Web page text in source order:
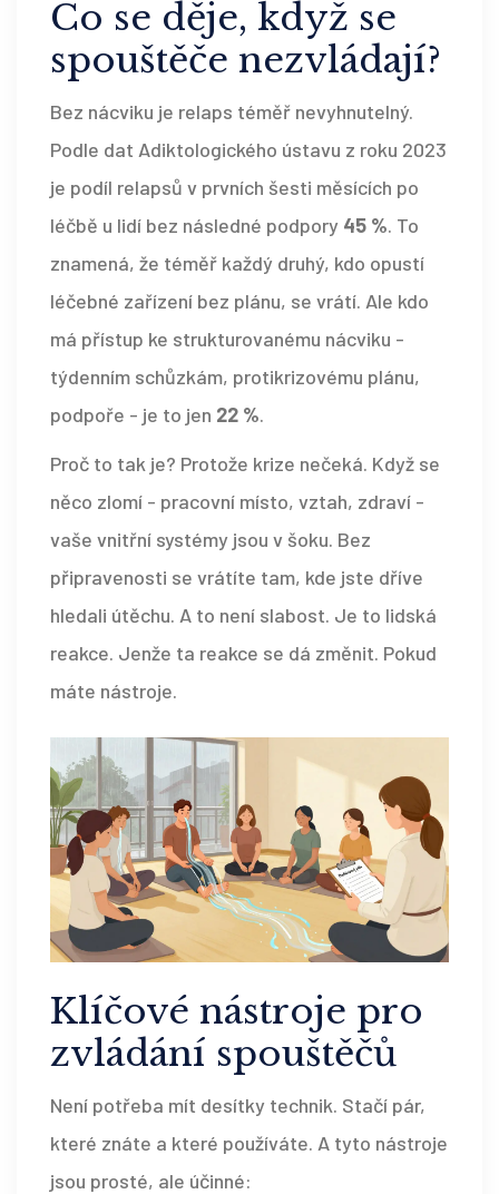
Co se děje, když se
spouštěče nezvládají?
Bez nácviku je relaps téměř nevyhnutelný.
Podle dat Adiktologického ústavu z roku 2023
je podíl relapsů v prvních šesti měsících po
léčbě u lidí bez následné podpory 45 %. To
znamená, že téměř každý druhý, kdo opustí
léčebné zařízení bez plánu, se vrátí. Ale kdo
má přístup ke strukturovanému nácviku -
týdenním schůzkám, protikrizovému plánu,
podpoře - je to jen 22 %.
Proč to tak je? Protože krize nečeká. Když se
něco zlomí - pracovní místo, vztah, zdraví -
vaše vnitřní systémy jsou v šoku. Bez
připravenosti se vrátíte tam, kde jste dříve
hledali útěchu. A to není slabost. Je to lidská
reakce. Jenže ta reakce se dá změnit. Pokud
máte nástroje.
Klíčové nástroje pro
zvládání spouštěčů
Není potřeba mít desítky technik. Stačí pár,
které znáte a které používáte. A tyto nástroje
jsou prosté, ale účinné: